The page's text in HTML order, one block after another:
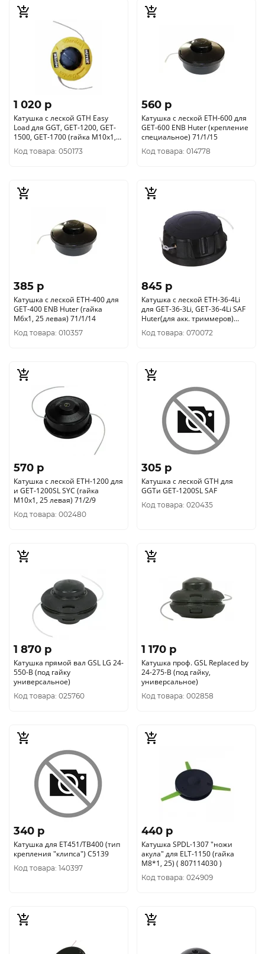
1 020 p
Катушка с леской GTH Easy
Load для GGT, GET-1200, GET-
1500, GET-1700 (гайка М10х1,
25 левая) 71/2/25
Код товара: 050173
560 p
Катушка с леской ETH-600 для
GET-600 ENB Huter (крепление
специальное) 71/1/15
Код товара: 014778
385 p
Катушка с леской ETH-400 для
GET-400 ENB Huter (гайка
М6х1, 25 левая) 71/1/14
Код товара: 010357
845 p
Катушка с леской ETH-36-4Li
для GET-36-3Li, GET-36-4Li SAF
Huter(для акк. триммеров)
71/1/16
Код товара: 070072
570 p
Катушка с леской ETH-1200 для
и GET-1200SL SYC (гайка
М10х1, 25 левая) 71/2/9
Код товара: 002480
305 p
Катушка с леской GTH для
GGTи GET-1200SL SAF
Код товара: 020435
1 870 p
Катушка прямой вал GSL LG 24-
550-B (под гайку
универсальное)
Код товара: 025760
1 170 p
Катушка проф. GSL Replaced by
24-275-B (под гайку,
универсальное)
Код товара: 002858
340 p
Катушка для ET451/TB400 (тип
крепления "клипса") C5139
Код товара: 140397
440 p
Катушка SPDL-1307 "ножи
акула" для ELT-1150 (гайка
М8*1, 25) ( 807114030 )
Код товара: 024909